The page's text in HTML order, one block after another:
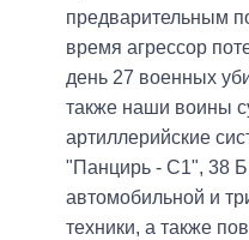
предварительным
время агрессор
день 27 военных
также наши воины
артиллерийские
"Панцирь - С1", 38
автомобильной и
техники, а также